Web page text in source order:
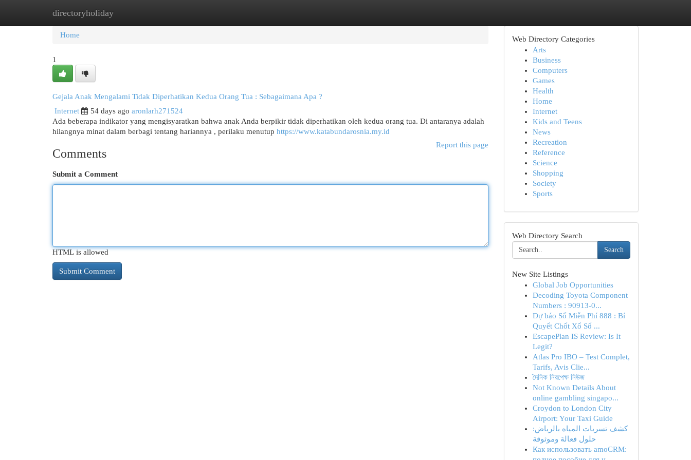
directoryholiday
Home New Site Listings
Home
1
Gejala Anak Mengalami Tidak Diperhatikan Kedua Orang Tua : Sebagaimana Apa ?
Internet
54 days ago aronlarh271524
Ada beberapa indikator yang mengisyaratkan bahwa anak Anda berpikir tidak diperhatikan oleh kedua orang tua. Di antaranya adalah
hilangnya minat dalam berbagi tentang hariannya , perilaku menutup https://www.katabundarosnia.my.id
Report this page
Comments
Submit a Comment
HTML is allowed
Web Directory Categories
Arts
Business
Computers
Games
Health
Home
Internet
Kids and Teens
News
Recreation
Reference
Science
Shopping
Society
Sports
Web Directory Search
Search
New Site Listings
Global Job Opportunities
Decoding Toyota Component
Numbers : 90913-0...
Dự báo Số Miễn Phí 888 : Bí
Quyết Chốt Xổ Số ...
EscapePlan IS Review: Is It
Legit?
Atlas Pro IBO – Test Complet,
Tarifs, Avis Clie...
দৈনিক নিরপেক্ষ নিউজ
Not Known Details About
online gambling singapo...
Croydon to London City
Airport: Your Taxi Guide
كشف تسربات المياه بالرياض:
حلول فعالة وموثوقة
Как использовать amoCRM: